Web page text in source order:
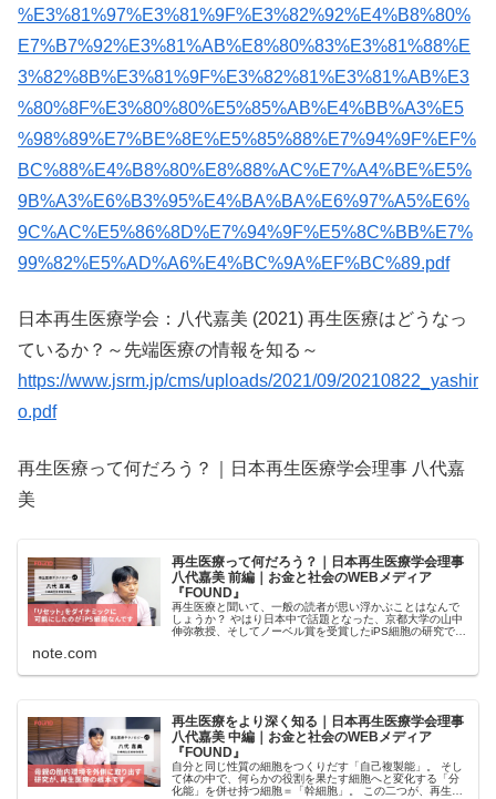
%E3%81%97%E3%81%9F%E3%82%92%E4%B8%80%
E7%B7%92%E3%81%AB%E8%80%83%E3%81%88%E
3%82%8B%E3%81%9F%E3%82%81%E3%81%AB%E3
%80%8F%E3%80%80%E5%85%AB%E4%BB%A3%E5
%98%89%E7%BE%8E%E5%85%88%E7%94%9F%EF%
BC%88%E4%B8%80%E8%88%AC%E7%A4%BE%E5%
9B%A3%E6%B3%95%E4%BA%BA%E6%97%A5%E6%
9C%AC%E5%86%8D%E7%94%9F%E5%8C%BB%E7%
99%82%E5%AD%A6%E4%BC%9A%EF%BC%89.pdf
日本再生医療学会：八代嘉美 (2021) 再生医療はどうなっ
ているか？～先端医療の情報を知る～
https://www.jsrm.jp/cms/uploads/2021/09/20210822_yashir
o.pdf
再生医療って何だろう？｜日本再生医療学会理事 八代嘉
美
再生医療って何だろう？｜日本再生医療学会理事
八代嘉美 前編｜お金と社会のWEBメディア
『FOUND』
再生医療と聞いて、一般の読者が思い浮かぶことはなんで
しょうか？ やはり日本中で話題となった、京都大学の山中
伸弥教授、そしてノーベル賞を受賞したiPS細胞の研究でし
note.com
再生医療をより深く知る｜日本再生医療学会理事
八代嘉美 中編｜お金と社会のWEBメディア
『FOUND』
自分と同じ性質の細胞をつくりだす「自己複製能」。 そし
て体の中で、何らかの役割を果たす細胞へと変化する「分
化能」を併せ持つ細胞＝「幹細胞」。 この二つが、再生医